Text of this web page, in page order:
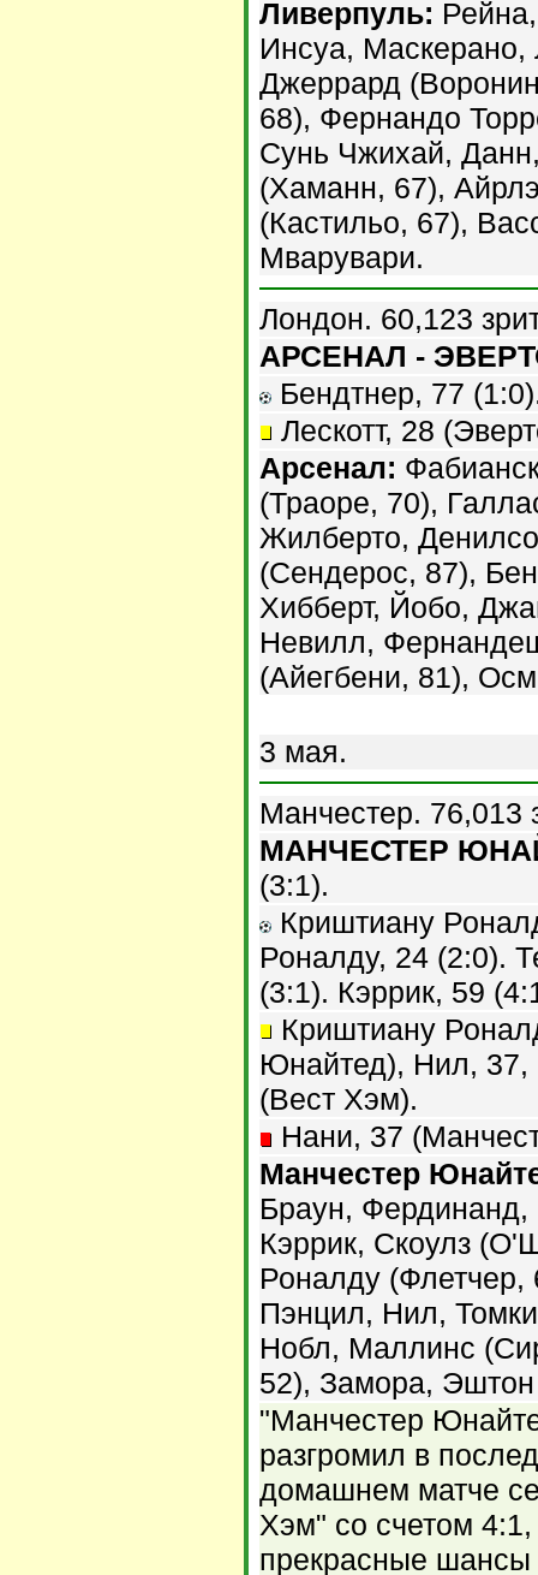
Ливерпуль:
Инсуа, Маскерано,
Джеррард
68), Фернандо
Сунь Чжихай,
(Хаманн, 67),
(Кастильо, 67),
Мварувари.
Лондон. 60,123
АРСЕНАЛ -
Бендтнер, 77
Лескотт, 28
Арсенал:
(Траоре, 70),
Жилберто,
(Сендерос, 87),
Хибберт, Йобо,
Невилл,
(Айегбени, 81),
3 мая.
Манчестер. 76,013
МАНЧЕСТЕР
(3:1).
Криштиану
Роналду, 24 (2:0).
(3:1). Кэррик, 59
Криштиану
Юнайтед), Нил, 37,
(Вест Хэм).
Нани, 37
Манчестер
Браун, Фердинанд,
Кэррик, Скоулз
Роналду (Флетчер,
Пэнцил, Нил,
Нобл, Маллинс
52), Замора,
"Манчестер
разгромил в
домашнем матче
Хэм" со счетом
прекрасные шансы